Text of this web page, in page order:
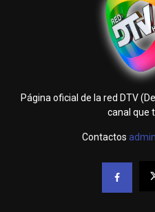
Página oficial de la red DTV
canal que
Contactos